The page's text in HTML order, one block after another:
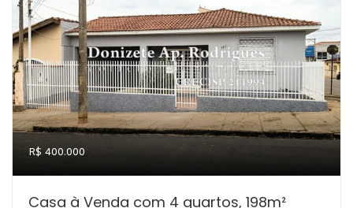
R$ 400.000
Casa à Venda com 4 quartos, 198m²